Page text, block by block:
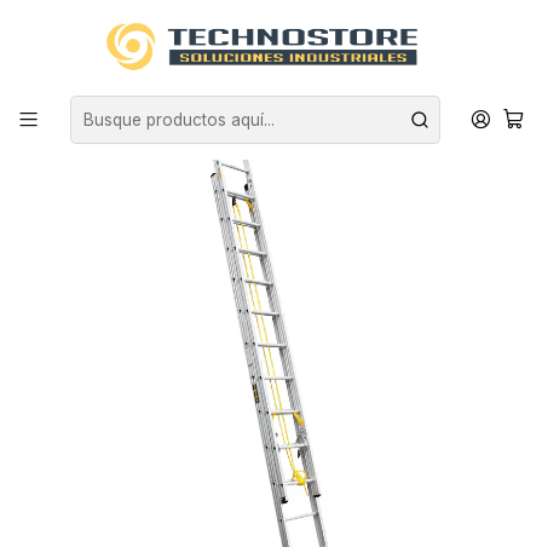
EQUIPAMIENTO INDUSTRIAL
ESCALERA TELESCOPICA ALUMINIO 24 PELDAÑOS 150 KG MAGNA